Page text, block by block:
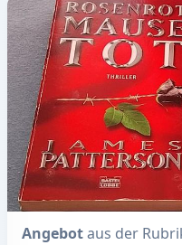
Angebotaus der